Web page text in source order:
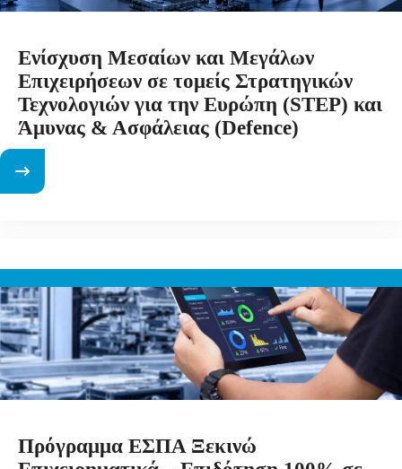
Ενίσχυση Μεσαίων και Μεγάλων
Επιχειρήσεων σε τομείς Στρατηγικών
Τεχνολογιών για την Ευρώπη (STEP) και
Άμυνας & Ασφάλειας (Defence)
Πρόγραμμα ΕΣΠΑ Ξεκινώ